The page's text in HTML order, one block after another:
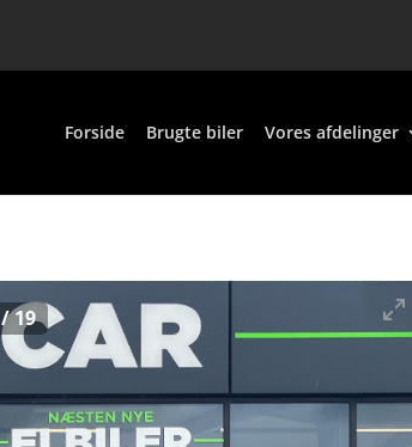
Forside Brugte biler Vores afdelinger
/19